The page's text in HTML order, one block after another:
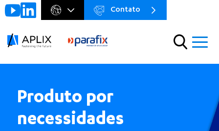
Go to
main
Menu
Menu
preheader
Contato
Produto por
necessidades